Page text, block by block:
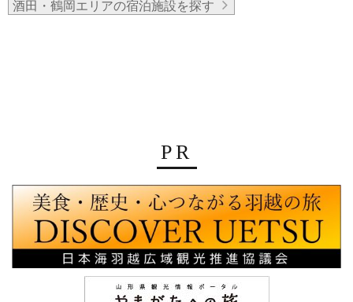
酒田・鶴岡エリアの宿泊施設を探す
PR